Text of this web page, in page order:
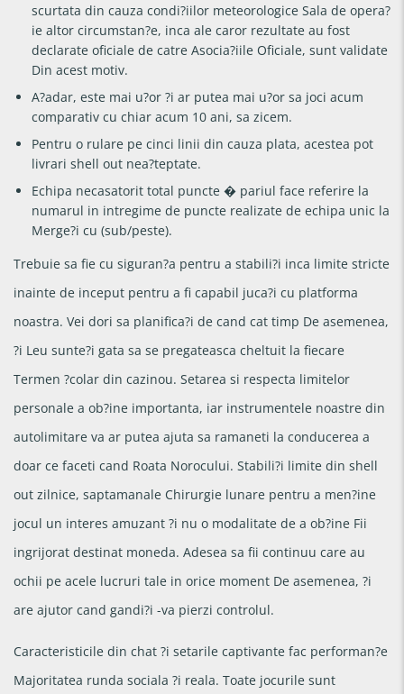
scurtata din cauza condi?iilor meteorologice Sala de opera?
ie altor circumstan?e, inca ale caror rezultate au fost
declarate oficiale de catre Asocia?iile Oficiale, sunt validate
Din acest motiv.
A?adar, este mai u?or ?i ar putea mai u?or sa joci acum
comparativ cu chiar acum 10 ani, sa zicem.
Pentru o rulare pe cinci linii din cauza plata, acestea pot
livrari shell out nea?teptate.
Echipa necasatorit total puncte � pariul face referire la
numarul in intregime de puncte realizate de echipa unic la
Merge?i cu (sub/peste).
Trebuie sa fie cu siguran?a pentru a stabili?i inca limite stricte
inainte de inceput pentru a fi capabil juca?i cu platforma
noastra. Vei dori sa planifica?i de cand cat timp De asemenea,
?i Leu sunte?i gata sa se pregateasca cheltuit la fiecare
Termen ?colar din cazinou. Setarea si respecta limitelor
personale a ob?ine importanta, iar instrumentele noastre din
autolimitare va ar putea ajuta sa ramaneti la conducerea a
doar ce faceti cand Roata Norocului. Stabili?i limite din shell
out zilnice, saptamanale Chirurgie lunare pentru a men?ine
jocul un interes amuzant ?i nu o modalitate de a ob?ine Fii
ingrijorat destinat moneda. Adesea sa fii continuu care au
ochii pe acele lucruri tale in orice moment De asemenea, ?i
are ajutor cand gandi?i -va pierzi controlul.
Caracteristicile din chat ?i setarile captivante fac performan?e
Majoritatea runda sociala ?i reala. Toate jocurile sunt